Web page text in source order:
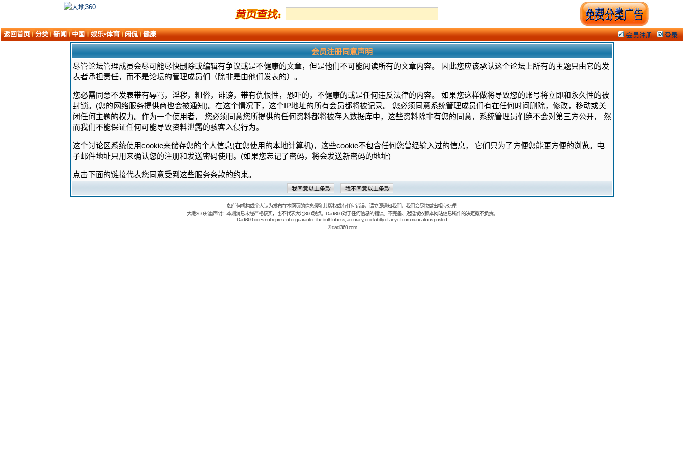
返回首页 分类 新闻 中国 娱乐•体育 闲侃 健康 会员注册 登录
会员注册同意声明
尽管论坛管理成员会尽可能尽快删除或编辑有争议或是不健康的文章，但是他们不可能阅读所有的文章内容。 因此您应该承认这个论坛上所有的主题只由它的发
表者承担责任，而不是论坛的管理成员们（除非是由他们发表的）。
您必需同意不发表带有辱骂，淫秽，粗俗，诽谤，带有仇恨性，恐吓的，不健康的或是任何违反法律的内容。 如果您这样做将导致您的账号将立即和永久性的被
封锁。(您的网络服务提供商也会被通知)。在这个情况下，这个IP地址的所有会员都将被记录。 您必须同意系统管理成员们有在任何时间删除，修改，移动或关
闭任何主题的权力。作为一个使用者， 您必须同意您所提供的任何资料都将被存入数据库中，这些资料除非有您的同意，系统管理员们绝不会对第三方公开， 然
而我们不能保证任何可能导致资料泄露的骇客入侵行为。
这个讨论区系统使用cookie来储存您的个人信息(在您使用的本地计算机)，这些cookie不包含任何您曾经输入过的信息， 它们只为了方便您能更方便的浏览。电
子邮件地址只用来确认您的注册和发送密码使用。(如果您忘记了密码，将会发送新密码的地址)
点击下面的链接代表您同意受到这些服务条款的约束。
如任何机构或个人认为发布在本网页的信息侵犯其版权或有任何错误，请立即通知我们，我们会尽快做出相应处理.
大地360郑重声明：本则消息未经严格核实，也不代表大地360观点。Dadi360对于任何信息的错误、不完备、迟延或依赖本网站信息所作的决定概不负责。
Dadi360 does not represent or guarantee the truthfulness, accuracy, or reliability of any of communications posted.
©dadi360.com